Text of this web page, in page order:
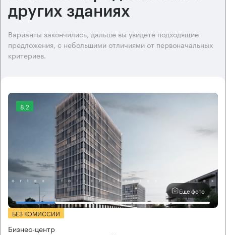
других зданиях
Варианты закончились, дальше вы увидете подходящие
предложения, с небольшими отличиями от первоначальных
критериев.
8.2
Еще фото
БЕЗ КОМИССИИ
Бизнес-центр